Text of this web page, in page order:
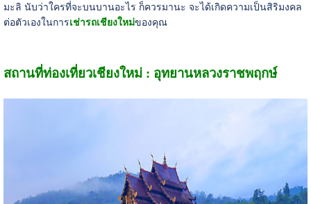
มะลิ นับว่าใครที่จะบนบานอะไร ก็ควรมานะ จะได้เกิดความเป็นสิริมงคล
ต่อตัวเองในการเช่ารถเชียงใหม่ของคุณ
สถานที่ท่องเที่ยวเชียงใหม่ : อุทยานหลวงราชพฤกษ์